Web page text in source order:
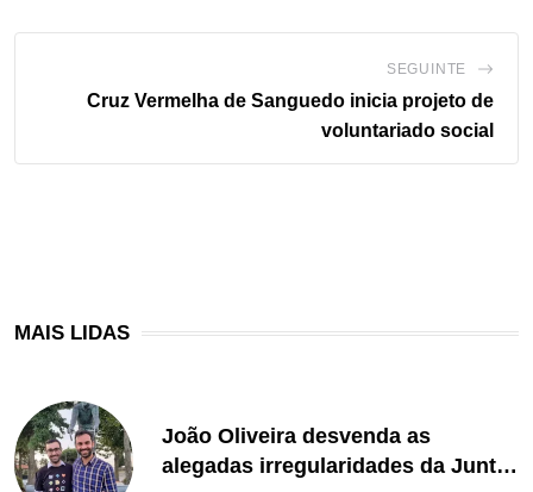
SEGUINTE
Cruz Vermelha de Sanguedo inicia projeto de
voluntariado social
MAIS LIDAS
João Oliveira desvenda as
alegadas irregularidades da Junta